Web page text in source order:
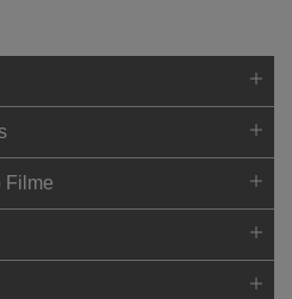
Filme